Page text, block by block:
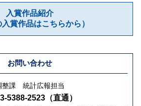
⼊賞作品紹介
⼊賞作品はこちらから）
お問い合わせ
整課 統計広報担当
5388-2523（直通）